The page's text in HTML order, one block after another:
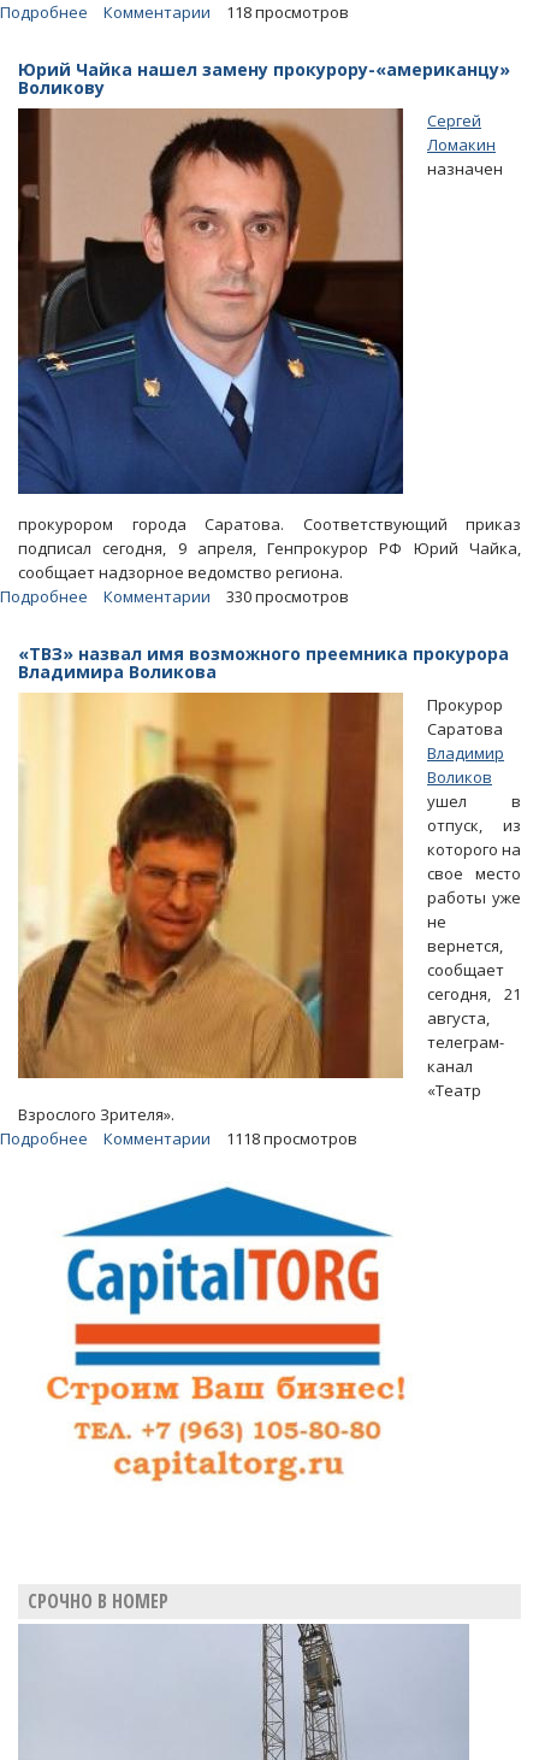
Подробнее
вернула
дело
Елены
дополнительное
расследование
Комментарии 118 просмотров
Юрий Чайка нашел замену прокурору-«американцу»
Воликову
Сергей
Ломакин
назначен
прокурором города Саратова. Соответствующий приказ
подписал сегодня, 9 апреля, Генпрокурор РФ Юрий Чайка,
сообщает надзорное ведомство региона.
Подробнее
нашел
замену
Воликову
Комментарии 330 просмотров
«ТВЗ» назвал имя возможного преемника прокурора
Владимира Воликова
Прокурор
Саратова
Владимир
Воликов
ушел в
отпуск, из
которого на
свое место
работы уже
не
вернется,
сообщает
сегодня, 21
августа,
телеграм-
канал
«Театр
Взрослого Зрителя».
Подробнее
возможного
преемника
прокурора
Владимира
Воликова
Комментарии 1118 просмотров
СРОЧНО В НОМЕР